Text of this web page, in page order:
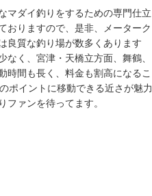
マダイ釣りをするための専門仕立
おりますので、是非、メーターク
良質な釣り場が数多くあります
く、宮津・天橋立方面、舞鶴、
時間も長く、料金も割高になるこ
ポイントに移動できる近さが魅力
ファンを待ってます。